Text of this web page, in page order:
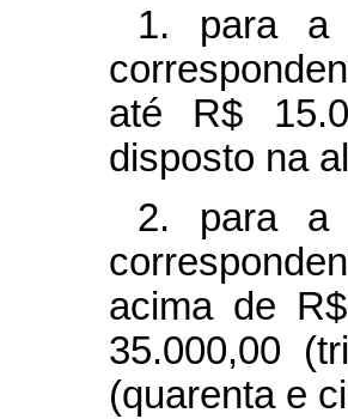
1. para a
até R$
disposto na
2. para a
acima de
35.000,00
(quarenta e